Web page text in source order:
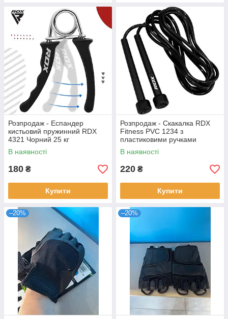
Розпродаж - Еспандер
кистьовий пружинний RDX
4321 Чорний 25 кг
В наявності
180 ₴
Купити
Розпродаж - Скакалка RDX
Fitness PVC 1234 з
пластиковими ручками
В наявності
220 ₴
Купити
–20% –20%